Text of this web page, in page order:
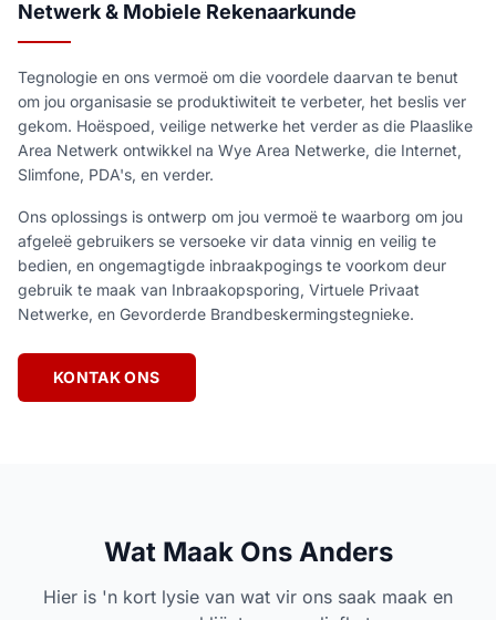
Netwerk & Mobiele Rekenaarkunde
Tegnologie en ons vermoë om die voordele daarvan te benut
om jou organisasie se produktiwiteit te verbeter, het beslis ver
gekom. Hoëspoed, veilige netwerke het verder as die Plaaslike
Area Netwerk ontwikkel na Wye Area Netwerke, die Internet,
Slimfone, PDA's, en verder.
Ons oplossings is ontwerp om jou vermoë te waarborg om jou
afgeleë gebruikers se versoeke vir data vinnig en veilig te
bedien, en ongemagtigde inbraakpogings te voorkom deur
gebruik te maak van Inbraakopsporing, Virtuele Privaat
Netwerke, en Gevorderde Brandbeskermingstegnieke.
KONTAK ONS
Wat Maak Ons Anders
Hier is 'n kort lysie van wat vir ons saak maak en